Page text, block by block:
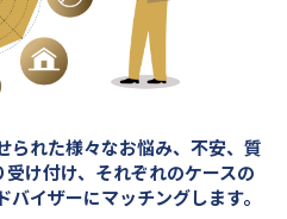
れた様々なお悩み、 不安、質
け付け、 それぞれのケースの
バイザーにマッチングします。